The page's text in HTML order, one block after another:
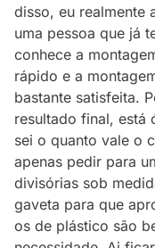
disso, eu realmente
uma pessoa que já
conhece a
rápido e a
bastante satisfeita.
resultado final, está
sei o quanto vale o
apenas pedir para
divisórias sob
gaveta para que
os de plástico são